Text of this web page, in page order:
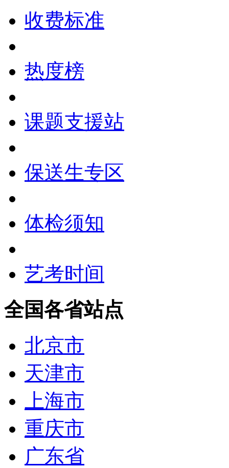
收费标准
热度榜
课题支援站
保送生专区
体检须知
艺考时间
全国各省站点
北京市
天津市
上海市
重庆市
广东省